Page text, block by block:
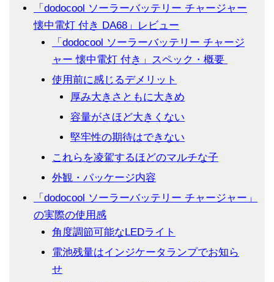
「dodocool ソーラーバッテリー チャージャー
懐中電灯 付き DA68」レビュー
「dodocool ソーラーバッテリー チャージ
ャー 懐中電灯 付き」スペック・概要
使用前に感じるデメリット
厚み大きさともに大きめ
容量がさほど大きくない
堅牢性の期待はできない
これらを凌駕するほどのマルチな子
外観・パッケージ内容
「dodocool ソーラーバッテリー チャージャー」
の実際の使用感
角度調節可能なLEDライト
電池残量はインジケータランプでお知ら
せ